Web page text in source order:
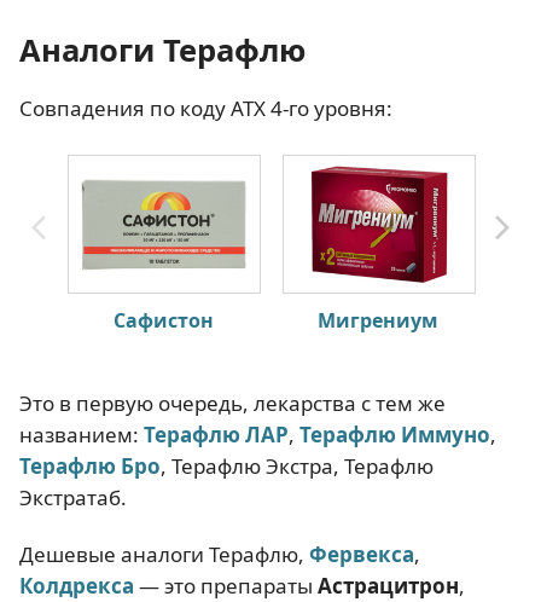
Аналоги Терафлю
Совпадения по коду АТХ 4-го уровня:
Сафистон Мигрениум
Это в первую очередь, лекарства с тем же
названием: Терафлю ЛАР, Терафлю Иммуно,
Терафлю Бро, Терафлю Экстра, Терафлю
Экстратаб.
Дешевые аналоги Терафлю, Фервекса,
Колдрекса — это препараты Астрацитрон,